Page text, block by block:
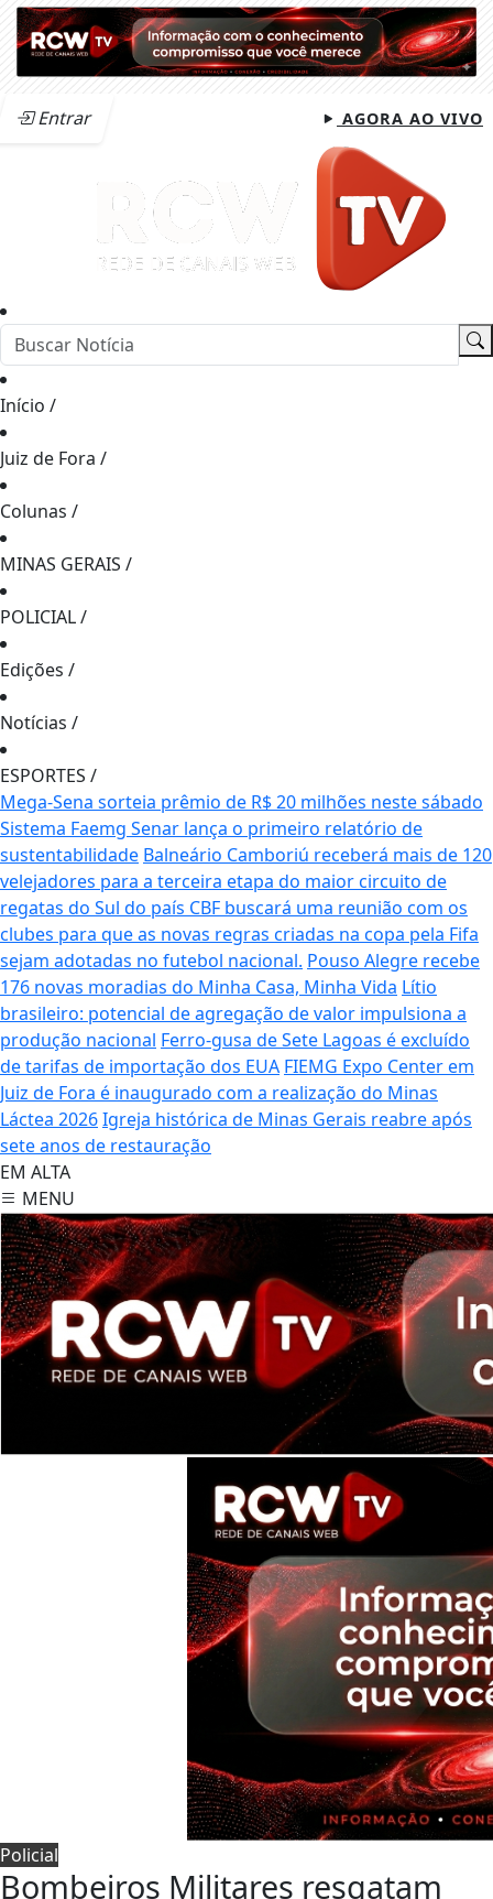
Entrar AGORA AO VIVO
Início /
Juiz de Fora /
Colunas /
MINAS GERAIS /
POLICIAL/
Edições /
Notícias /
ESPORTES /
Mega-Sena sorteia prêmio de R$ 20 milhões neste sábado
Sistema Faemg Senar lança o primeiro relatório de
sustentabilidade Balneário Camboriú receberá mais de 120
velejadores para a terceira etapa do maior circuito de
regatas do Sul do país CBF buscará uma reunião com os
clubes para que as novas regras criadas na copa pela Fifa
sejam adotadas no futebol nacional. Pouso Alegre recebe
176 novas moradias do Minha Casa, Minha Vida Lítio
brasileiro: potencial de agregação de valor impulsiona a
produção nacional Ferro-gusa de Sete Lagoas é excluído
de tarifas de importação dos EUA FIEMG Expo Center em
Juiz de Fora é inaugurado com a realização do Minas
Láctea 2026Igreja histórica de Minas Gerais reabre após
sete anos de restauração
EM ALTA
MENU
Policial
Bombeiros Militares resgatam